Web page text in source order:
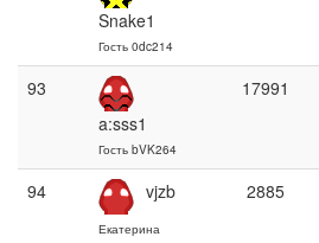
Snake1
Гость 0dc214
93
a:sss1
Гость bVK264
17991
94 vjzb
Екатерина
2885